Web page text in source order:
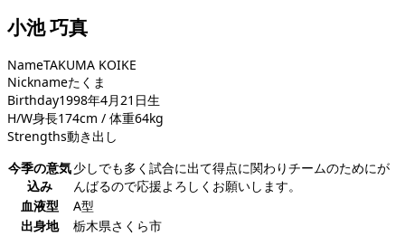
小池 巧真
NameTAKUMA KOIKE
Nicknameたくま
Birthday1998年4月21日生
H/W身長174cm / 体重64kg
Strengths動き出し
今季の意気
込み
少しでも多く試合に出て得点に関わりチームのためにが
んばるので応援よろしくお願いします。
血液型
A型
出身地
栃木県さくら市